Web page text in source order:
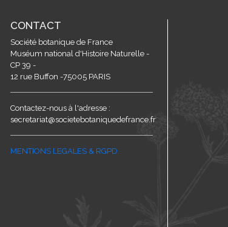
CONTACT
Société botanique de France
Muséum national d'Histoire Naturelle -
CP 39 -
12 rue Buffon -75005 PARIS
Contactez-nous à l'adresse :
secretariat@societebotaniquedefrance.fr
MENTIONS LEGALES & RGPD